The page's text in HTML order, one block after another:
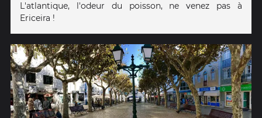
L'atlantique, l'odeur du poisson, ne venez pas à
Ericeira !